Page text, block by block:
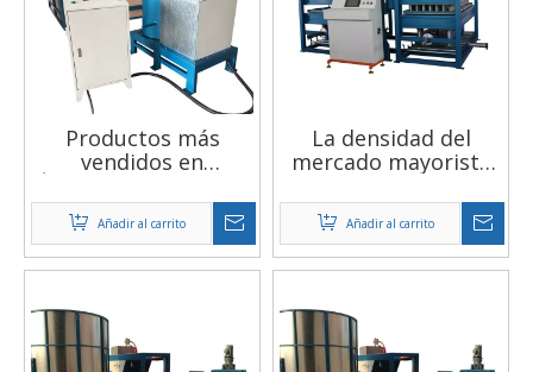
Productos más
vendidos en
fábrica de calidad de
espuma de máquina
de espuma de
poliuretano, precio
Añadir al carrito
La densidad del
mercado mayorista
kg/m3 de máquina de
espuma de
poliuretano
Añadir al carrito